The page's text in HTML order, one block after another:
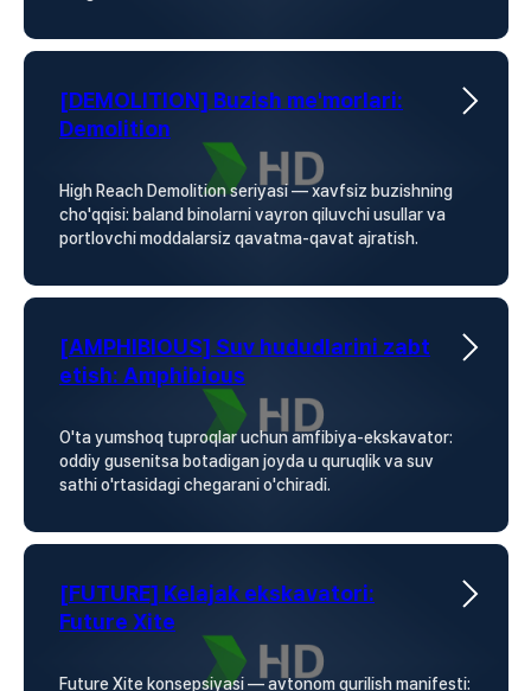
[DEMOLITION] Buzish me'morlari:
Demolition
High Reach Demolition seriyasi — xavfsiz buzishning
cho'qqisi: baland binolarni vayron qiluvchi usullar va
portlovchi moddalarsiz qavatma-qavat ajratish.
[AMPHIBIOUS] Suv hududlarini zabt
etish: Amphibious
O'ta yumshoq tuproqlar uchun amfibiya-ekskavator:
oddiy gusenitsa botadigan joyda u quruqlik va suv
sathi o'rtasidagi chegarani o'chiradi.
[FUTURE] Kelajak ekskavatori:
Future Xite
Future Xite konsepsiyasi — avtonom qurilish manifesti: